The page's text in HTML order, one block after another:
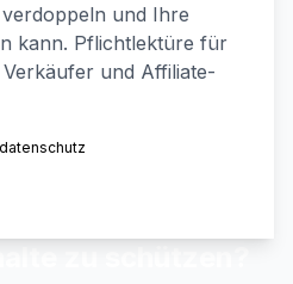
und Ihre
kann. Pflichtlektüre für
und Affiliate-